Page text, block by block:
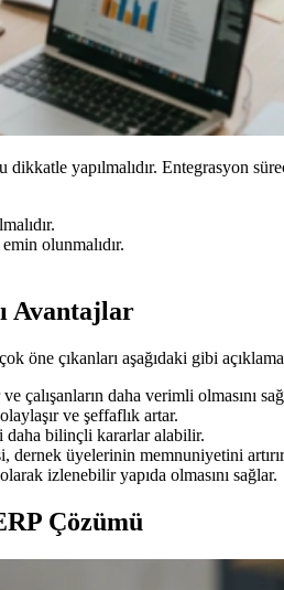
yapılmalıdır. Entegrasyon
olunmalıdır.
Avantajlar
öne çıkanları aşağıdaki gibi
çalışanların daha verimli olmasını
ve şeffaflık artar.
daha bilinçli kararlar alabilir.
üyelerinin memnuniyetini
izlenebilir yapıda olmasını sağlar.
Çözümü